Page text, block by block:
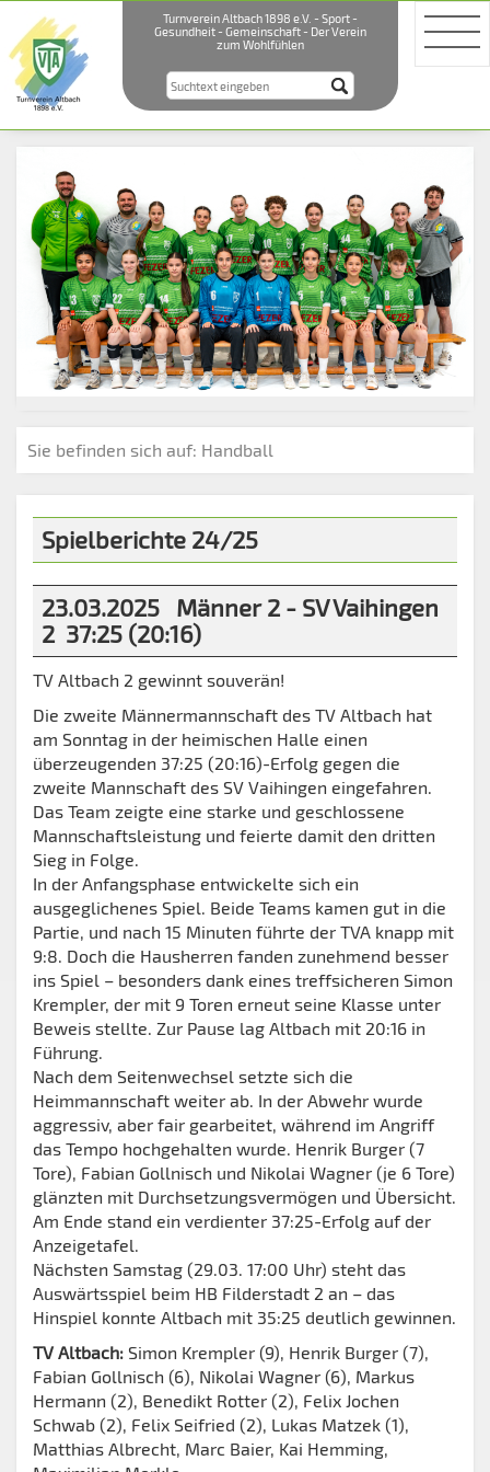
Turnverein Altbach 1898 e.V. - Sport -
Gesundheit - Gemeinschaft - Der Verein
zum Wohlfühlen
Sie befinden sich auf: Handball
Spielberichte 24/25
23.03.2025 Männer 2 - SV Vaihingen
2 37:25 (20:16)
TV Altbach 2 gewinnt souverän!
Die zweite Männermannschaft des TV Altbach hat
am Sonntag in der heimischen Halle einen
überzeugenden 37:25 (20:16)-Erfolg gegen die
zweite Mannschaft des SV Vaihingen eingefahren.
Das Team zeigte eine starke und geschlossene
Mannschaftsleistung und feierte damit den dritten
Sieg in Folge.
In der Anfangsphase entwickelte sich ein
ausgeglichenes Spiel. Beide Teams kamen gut in die
Partie, und nach 15 Minuten führte der TVA knapp mit
9:8. Doch die Hausherren fanden zunehmend besser
ins Spiel – besonders dank eines treffsicheren Simon
Krempler, der mit 9 Toren erneut seine Klasse unter
Beweis stellte. Zur Pause lag Altbach mit 20:16 in
Führung.
Nach dem Seitenwechsel setzte sich die
Heimmannschaft weiter ab. In der Abwehr wurde
aggressiv, aber fair gearbeitet, während im Angriff
das Tempo hochgehalten wurde. Henrik Burger (7
Tore), Fabian Gollnisch und Nikolai Wagner (je 6 Tore)
glänzten mit Durchsetzungsvermögen und Übersicht.
Am Ende stand ein verdienter 37:25-Erfolg auf der
Anzeigetafel.
Nächsten Samstag (29.03. 17:00 Uhr) steht das
Auswärtsspiel beim HB Filderstadt 2 an – das
Hinspiel konnte Altbach mit 35:25 deutlich gewinnen.
TV Altbach: Simon Krempler (9), Henrik Burger (7),
Fabian Gollnisch (6), Nikolai Wagner (6), Markus
Hermann (2), Benedikt Rotter (2), Felix Jochen
Schwab (2), Felix Seifried (2), Lukas Matzek (1),
Matthias Albrecht, Marc Baier, Kai Hemming,